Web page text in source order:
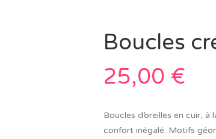
Boucles
25,00 €
Boucles d’oreilles en cuir,
confort inégalé. Motifs